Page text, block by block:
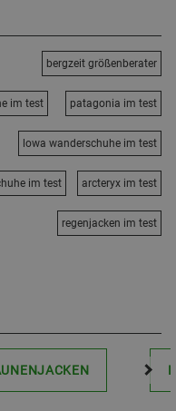
bergzeit größenberater
im test patagonia im test
lowa wanderschuhe im test
im test arcteryx im test
regenjacken im test